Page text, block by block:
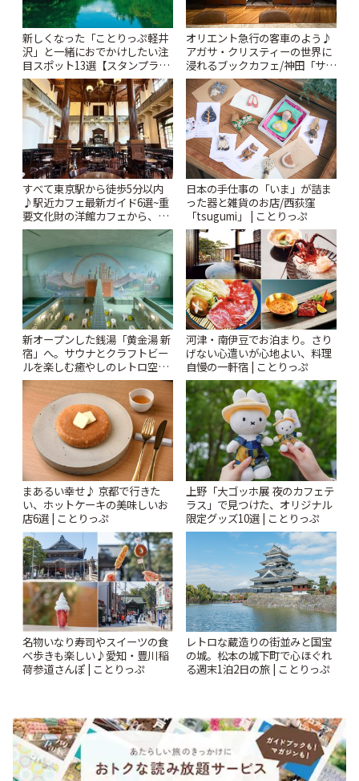
新しくなった「ことりっぷ軽井
沢」と一緒におでかけしたい注
目スポット13選【スタンプラリ
ー開催中】 | ことりっぷ
オリエント急行の客車のよう♪
アガサ・クリスティーの世界に
浸れるブックカフェ/神田「サロ
ンクリスティ」 | ことりっぷ
すべて東京駅から徒歩5分以内
♪駅近カフェ最新ガイド6選~重
要文化財の洋館カフェから、改
札すぐのレトロ喫茶まで~ | こと
日本の手仕事の「いま」が詰ま
った器と雑貨のお店/西荻窪
「tsugumi」 | ことりっぷ
新オープンした銭湯「黄金湯 新
宿」へ。サウナとクラフトビー
ルを楽しむ癒やしのレトロ空間
| ことりっぷ
河津・南伊豆でお泊まり。さり
げない心遣いが心地よい、料理
自慢の一軒宿 | ことりっぷ
まあるい幸せ♪ 京都で行きた
い、ホットケーキの美味しいお
店6選 | ことりっぷ
上野「大ゴッホ展 夜のカフェテ
ラス」で見つけた、オリジナル
限定グッズ10選 | ことりっぷ
名物いなり寿司やスイーツの食
べ歩きも楽しい♪愛知・豊川稲
荷参道さんぽ | ことりっぷ
レトロな蔵造りの街並みと国宝
の城。松本の城下町で心ほぐれ
る週末1泊2日の旅 | ことりっぷ